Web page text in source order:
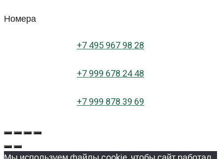
Номера
+7 495 967 98 28
+7 999 678 24 48
+7 999 878 39 69